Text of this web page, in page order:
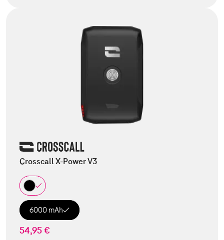
Crosscall X-Power V3
6000 mAh
54,95 €